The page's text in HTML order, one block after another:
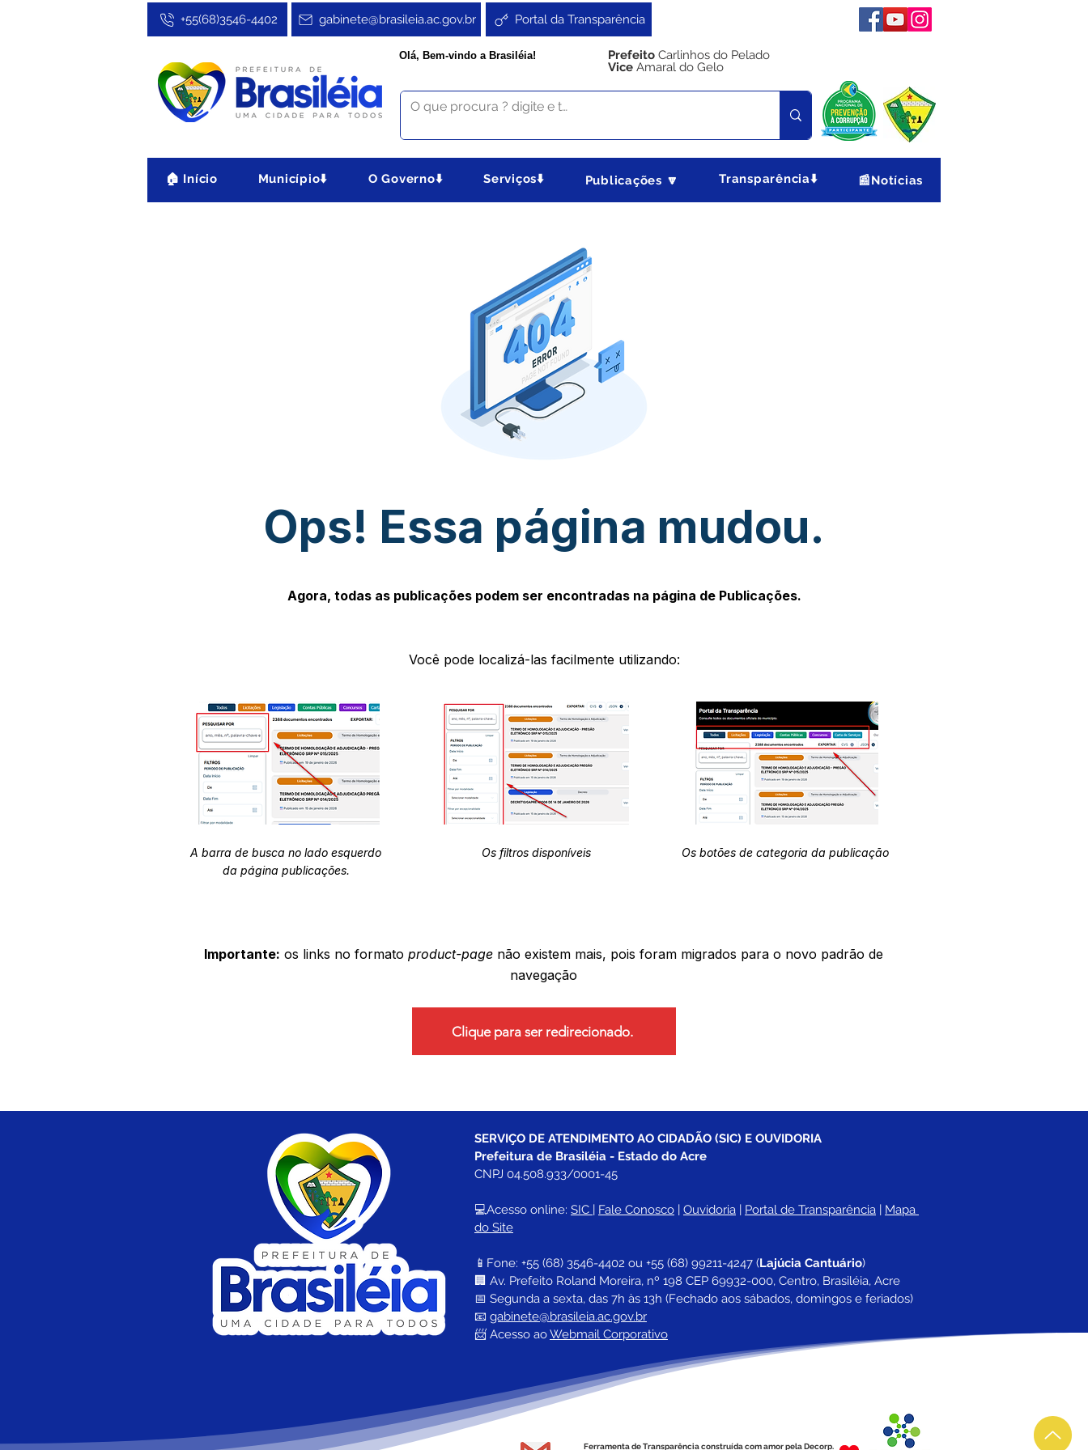
Portal da Transparência
gabinete@brasileia.ac.gov.br
+55(68)3546-4402
Olá, Bem-vindo a Brasiléia! Prefeito Carlinhos do Pelado
Vice Amaral do Gelo
🏠 Início Município⬇️ O Governo⬇️ Serviços⬇️ Publicações 🔽 Transparência⬇️ 📰Notícias
Ops! Essa página mudou.
Agora, todas as publicações podem ser encontradas na página de Publicações.
Você pode localizá-las facilmente utilizando:
A barra de busca no lado esquerdo
da página publicações.
Os filtros disponíveis Os botões de categoria da publicação
Importante: os links no formato product-page não existem mais, pois foram migrados para o novo padrão de
navegação
Clique para ser redirecionado.
SERVIÇO DE ATENDIMENTO AO CIDADÃO (SIC) E OUVIDORIA
Prefeitura de Brasiléia - Estado do Acre
CNPJ 04.508.933/0001-45
💻Acesso online: SIC | Fale Conosco | Ouvidoria | Portal de Transparência | Mapa
do Site
📱Fone: +55 (68) 3546-4402 ou +55 (68) 99211-4247 (Lajúcia Cantuário)
🏢 Av. Prefeito Roland Moreira, nº 198 CEP 69932-000, Centro, Brasiléia, Acre
📅 Segunda a sexta, das 7h às 13h (Fechado aos sábados, domingos e feriados)
📧 gabinete@brasileia.ac.gov.br
📨 Acesso ao Webmail Corporativo
Ferramenta de Transparência construída com amor pela Decorp.